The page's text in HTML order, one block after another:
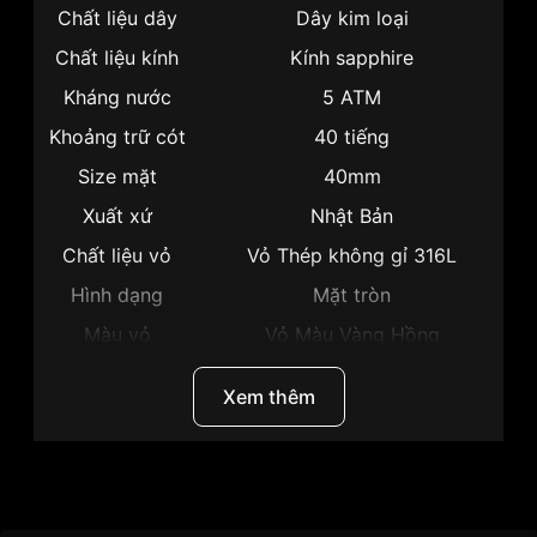
Chất liệu dây
Dây kim loại
Chất liệu kính
Kính sapphire
Kháng nước
5 ATM
Khoảng trữ cót
40 tiếng
Size mặt
40mm
Xuất xứ
Nhật Bản
Chất liệu vỏ
Vỏ Thép không gỉ 316L
Hình dạng
Mặt tròn
Màu vỏ
Vỏ Màu Vàng Hồng
Trẻ trung, Cá tính
Lịch thứ, Lịch ngày, Giờ, Phút,
Xem thêm